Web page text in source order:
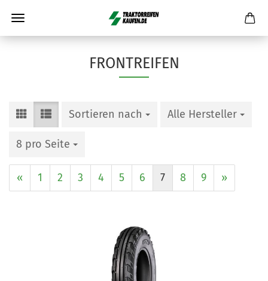
FRONTREIFEN
Sortieren nach Alle Hersteller
8 pro Seite
« 1 2 3 4 5 6 7 8 9 »